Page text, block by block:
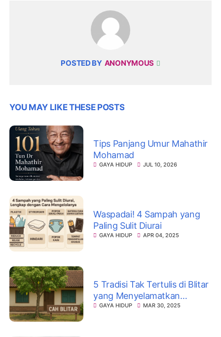
POSTED BY ANONYMOUS
YOU MAY LIKE THESE POSTS
Tips Panjang Umur Mahathir
Mohamad
GAYA HIDUP JUL 10, 2026
Waspadai! 4 Sampah yang
Paling Sulit Diurai
GAYA HIDUP APR 04, 2025
5 Tradisi Tak Tertulis di Blitar
yang Menyelamatkan
Lingkungan
GAYA HIDUP MAR 30, 2025